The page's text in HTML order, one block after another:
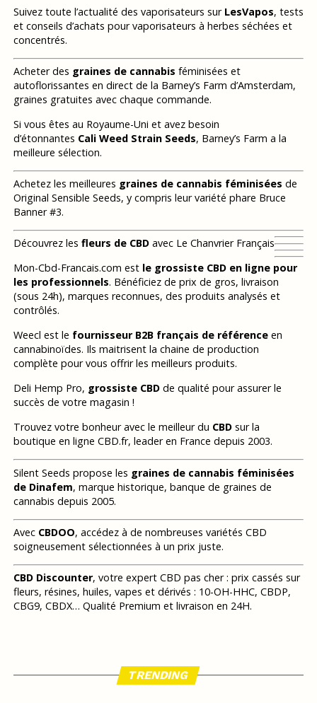
Suivez toute l’actualité des vaporisateurs sur LesVapos, tests
et conseils d’achats pour vaporisateurs à herbes séchées et
concentrés.
Acheter des graines de cannabis féminisées et
autoflorissantes en direct de la Barney’s Farm d’Amsterdam,
graines gratuites avec chaque commande.
Si vous êtes au Royaume-Uni et avez besoin
d’étonnantes Cali Weed Strain Seeds, Barney’s Farm a la
meilleure sélection.
Achetez les meilleures graines de cannabis féminisées de
Original Sensible Seeds, y compris leur variété phare Bruce
Banner #3.
Découvrez les fleurs de CBDavec Le Chanvrier Français
Mon-Cbd-Francais.com est le grossiste CBD en ligne pour
les professionnels. Bénéficiez de prix de gros, livraison
(sous 24h), marques reconnues, des produits analysés et
contrôlés.
Weecl est le fournisseur B2B français de référenceen
cannabinoïdes. Ils maitrisent la chaine de production
complète pour vous offrir les meilleurs produits.
Deli Hemp Pro, grossiste CBDde qualité pour assurer le
succès de votre magasin !
Trouvez votre bonheur avec le meilleur du CBDsur la
boutique en ligne CBD.fr, leader en France depuis 2003.
Silent Seeds propose les graines de cannabis féminisées
de Dinafem, marque historique, banque de graines de
cannabis depuis 2005.
Avec CBDOO, accédez à de nombreuses variétés CBD
soigneusement sélectionnées à un prix juste.
CBD Discounter, votre expert CBD pas cher : prix cassés sur
fleurs, résines, huiles, vapes et dérivés : 10-OH-HHC, CBDP,
CBG9, CBDX… Qualité Premium et livraison en 24H.
TRENDING